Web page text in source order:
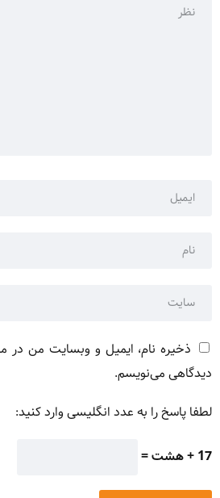
ذخیره نام، ایمیل و وبسایت من در
دیدگاهی می‌نویسم.
لطفا پاسخ را به عدد انگلیسی وارد کنید:
17 + هشت =